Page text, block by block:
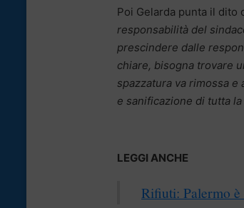
Poi Gelarda punta il dito
responsabilità del
prescindere dalle
chiare, bisogna trovare
spazzatura va rimossa
e sanificazione di tutta
LEGGI ANCHE
Rifiuti: Palermo